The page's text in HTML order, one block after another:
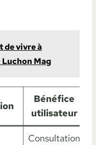
de vivre à
Mag
Bénéfice
utilisateur
Consultation